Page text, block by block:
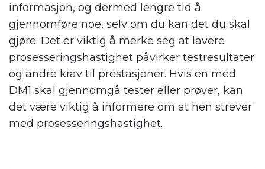
informasjon, og dermed lengre tid å
gjennomføre noe, selv om du kan det du skal
gjøre. Det er viktig å merke seg at lavere
prosesseringshastighet påvirker testresultater
og andre krav til prestasjoner. Hvis en med
DM1 skal gjennomgå tester eller prøver, kan
det være viktig å informere om at hen strever
med prosesseringshastighet.